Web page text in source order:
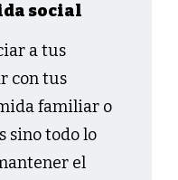
social
a tus
con tus
familiar o
sino todo lo
el